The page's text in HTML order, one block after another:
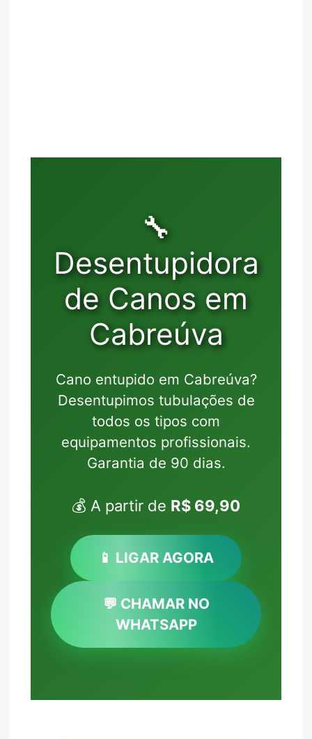
🔧
Desentupidora
de Canos em
Cabreúva
Cano entupido em Cabreúva?
Desentupimos tubulações de
todos os tipos com
equipamentos profissionais.
Garantia de 90 dias.
💰 A partir de R$ 69,90
📱 LIGAR AGORA
💬 CHAMAR NO
WHATSAPP